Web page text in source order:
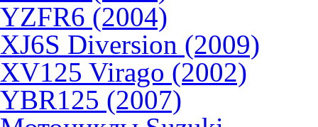
YZFR6 (2004)
XJ6S Diversion (2009)
XV125 Virago (2002)
YBR125 (2007)